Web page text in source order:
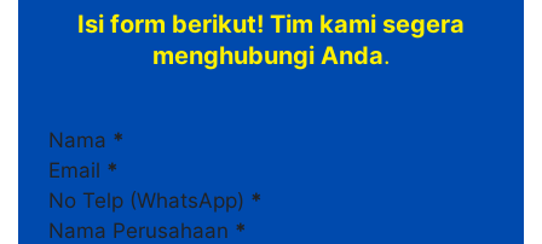
Isi form berikut! Tim kami segera
menghubungi Anda.
Nama *
Email *
No Telp (WhatsApp) *
Nama Perusahaan *